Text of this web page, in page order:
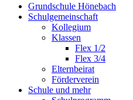
Grundschule Hönebach
Schulgemeinschaft
Kollegium
Klassen
Flex 1/2
Flex 3/4
Elternbeirat
Förderverein
Schule und mehr